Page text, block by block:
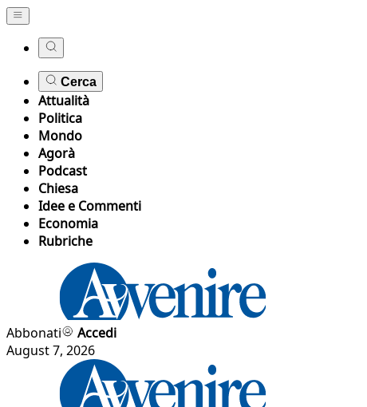
Cerca
Attualità
Politica
Mondo
Agorà
Podcast
Chiesa
Idee e Commenti
Economia
Rubriche
Abbonati
Accedi
August 7, 2026